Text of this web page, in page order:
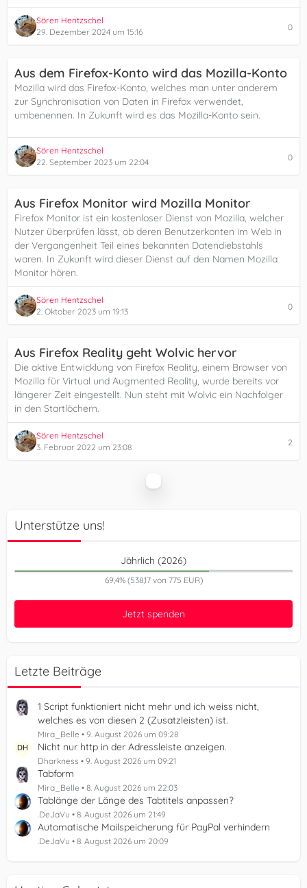
Sören Hentzschel
29. Dezember 2024 um 15:16
0
Aus dem Firefox-Konto wird das Mozilla-Konto
Mozilla wird das Firefox-Konto, welches man unter anderem
zur Synchronisation von Daten in Firefox verwendet,
umbenennen. In Zukunft wird es das Mozilla-Konto sein.
Sören Hentzschel
22. September 2023 um 22:04
0
Aus Firefox Monitor wird Mozilla Monitor
Firefox Monitor ist ein kostenloser Dienst von Mozilla, welcher
Nutzer überprüfen lässt, ob deren Benutzerkonten im Web in
der Vergangenheit Teil eines bekannten Datendiebstahls
waren. In Zukunft wird dieser Dienst auf den Namen Mozilla
Monitor hören.
Sören Hentzschel
2. Oktober 2023 um 19:13
0
Aus Firefox Reality geht Wolvic hervor
Die aktive Entwicklung von Firefox Reality, einem Browser von
Mozilla für Virtual und Augmented Reality, wurde bereits vor
längerer Zeit eingestellt. Nun steht mit Wolvic ein Nachfolger
in den Startlöchern.
Sören Hentzschel
3. Februar 2022 um 23:08
2
Unterstütze uns!
Jährlich (2026)
69,4% (538,17 von 775 EUR)
Jetzt spenden
Letzte Beiträge
1 Script funktioniert nicht mehr und ich weiss nicht,
welches es von diesen 2 (Zusatzleisten) ist.
Mira_Belle 9. August 2026 um 09:28
Nicht nur http in der Adressleiste anzeigen.
Dharkness 9. August 2026 um 09:21
Tabform
Mira_Belle 8. August 2026 um 22:03
Tablänge der Länge des Tabtitels anpassen?
.DeJaVu 8. August 2026 um 21:49
Automatische Mailspeicherung für PayPal verhindern
.DeJaVu 8. August 2026 um 20:09